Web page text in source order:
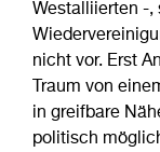
Westalliierten -,
nicht vor. Erst
Traum von
in greifbare
politisch